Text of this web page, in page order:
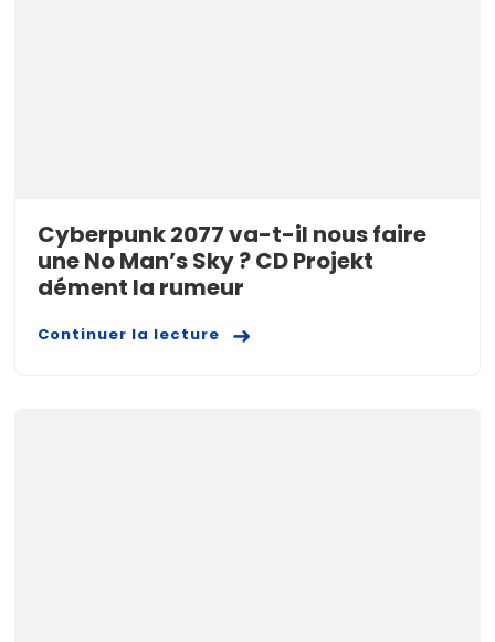
Cyberpunk 2077 va-t-il nous faire
une No Man’s Sky ? CD Projekt
dément la rumeur
Continuer la lecture